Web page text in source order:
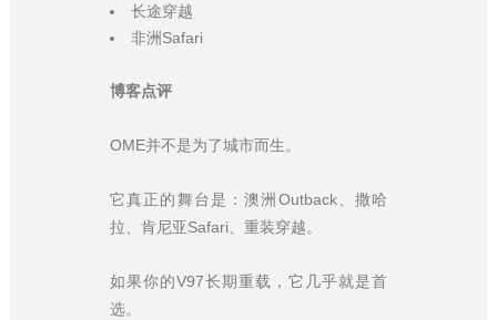
长途穿越
非洲Safari
博客点评
OME并不是为了城市而生。
它真正的舞台是：澳洲Outback、撒哈
拉、肯尼亚Safari、重装穿越。
如果你的V97长期重载，它几乎就是首
选。